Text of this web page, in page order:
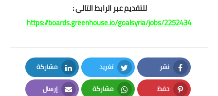
للتقديم عبر الرابط التالي :
https://boards.greenhouse.io/goalsyria/jobs/2252434
نشر
Facebook
تغريد
Twitter
مشاركة
LinkedIn
حفظ مشاركة إرسال